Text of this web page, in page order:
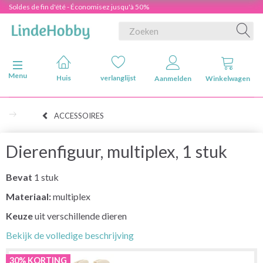
Soldes de fin d'été - Économisez jusqu'à 50%
Navigatie in-/uitschakelen
Menu
Huis verlanglijst Aanmelden Winkelwagen
ACCESSOIRES
Dierenfiguur, multiplex, 1 stuk
Bevat 1 stuk
Materiaal:multiplex
Keuzeuit verschillende dieren
Bekijk de volledige beschrijving
30% KORTING